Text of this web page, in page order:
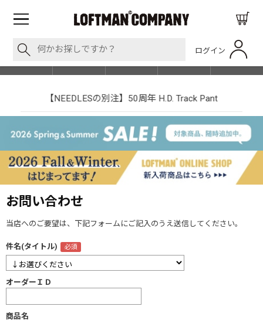
ログイン
SHOP LIST
【NEEDLESの別注】50周年 H.D. Track Pant
お問い合わせ
当店へのご要望は、下記フォームにご記入のうえ送信してください。
件名(タイトル)
オーダーＩＤ
商品名